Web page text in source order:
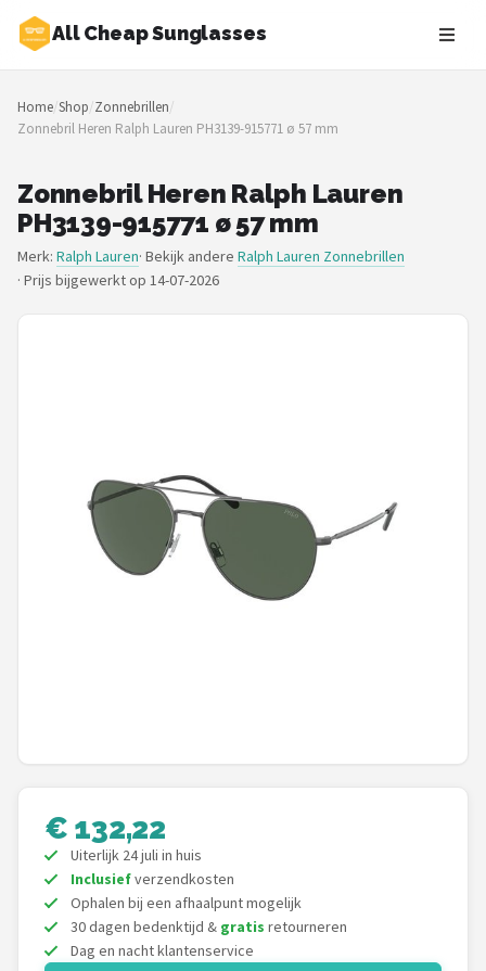
All Cheap Sunglasses
Zoeken
NAVIGATIE
Merken
Blog
Zonnebrillen
Polaroid
Fako Fashion®
Maesy
Guess
Fako Sunglasses®
Home/Shop/Zonnebrillen/
Zonnebril Heren Ralph Lauren PH3139-915771 ø 57 mm
Zonnebril Heren Ralph Lauren
PH3139-915771 ø 57 mm
Merk: Ralph Lauren· Bekijk andere Ralph Lauren Zonnebrillen
· Prijs bijgewerkt op 14-07-2026
€ 132,22
Uiterlijk 24 juli in huis
Inclusiefverzendkosten
Ophalen bij een afhaalpunt mogelijk
30 dagen bedenktijd & gratis retourneren
Dag en nacht klantenservice